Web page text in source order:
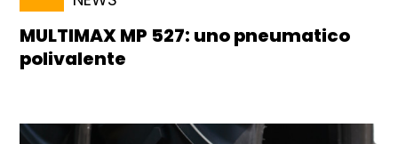
MULTIMAX MP 527: uno pneumatico
polivalente